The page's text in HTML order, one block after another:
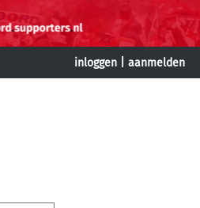
inloggen aanmelden